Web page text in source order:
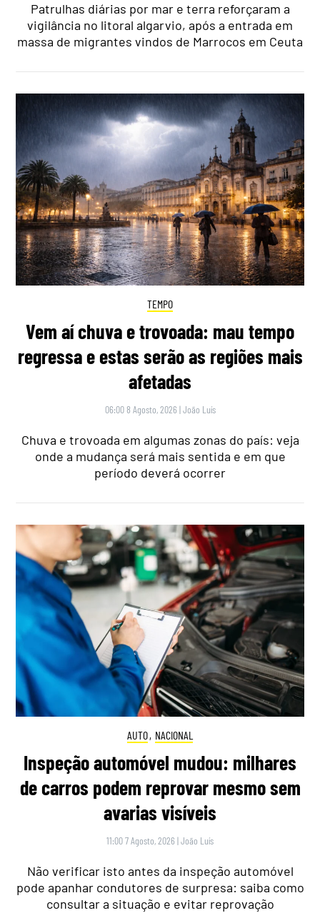
Patrulhas diárias por mar e terra reforçaram a
vigilância no litoral algarvio, após a entrada em
massa de migrantes vindos de Marrocos em Ceuta
TEMPO
Vem aí chuva e trovoada: mau tempo
regressa e estas serão as regiões mais
afetadas
06:00 8 Agosto, 2026 |João Luís
Chuva e trovoada em algumas zonas do país: veja
onde a mudança será mais sentida e em que
período deverá ocorrer
AUTO, NACIONAL
Inspeção automóvel mudou: milhares
de carros podem reprovar mesmo sem
avarias visíveis
11:00 7 Agosto, 2026 |João Luís
Não verificar isto antes da inspeção automóvel
pode apanhar condutores de surpresa: saiba como
consultar a situação e evitar reprovação